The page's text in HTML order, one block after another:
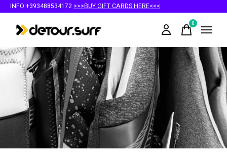
INFO:+393488534172 >>>BUY GIFT CARDS HERE<<<
0items